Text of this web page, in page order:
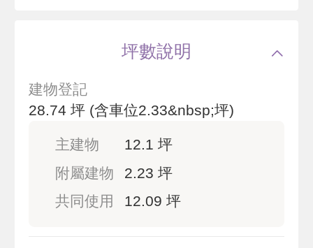
坪數說明
建物登記
28.74 坪 (含車位2.33&nbsp;坪)
主建物
12.1 坪
附屬建物
2.23 坪
共同使用
12.09 坪